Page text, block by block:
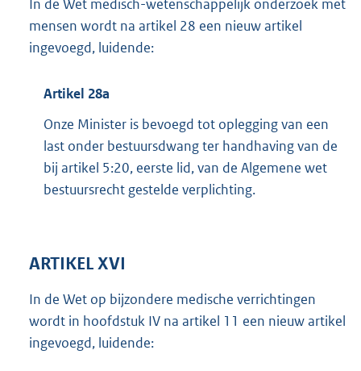
In de Wet medisch-wetenschappelijk onderzoek met
mensen wordt na artikel 28 een nieuw artikel
ingevoegd, luidende:
Artikel 28a
Onze Minister is bevoegd tot oplegging van een
last onder bestuursdwang ter handhaving van de
bij artikel 5:20, eerste lid, van de Algemene wet
bestuursrecht gestelde verplichting.
ARTIKEL XVI
In de Wet op bijzondere medische verrichtingen
wordt in hoofdstuk IV na artikel 11 een nieuw artikel
ingevoegd, luidende: